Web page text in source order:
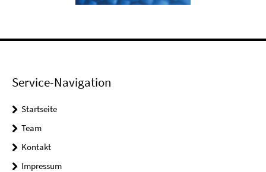
Service-Navigation
Startseite
Team
Kontakt
Impressum